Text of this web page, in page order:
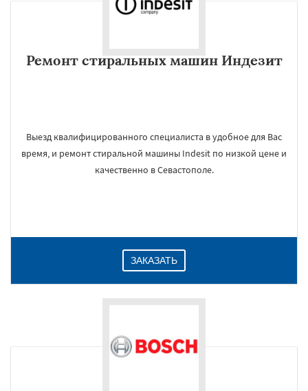
Ремонт стиральных машин Индезит
Выезд квалифицированного специалиста в удобное для Вас
время, и ремонт стиральной машины Indesit по низкой цене и
качественно в Севастополе.
ЗАКАЗАТЬ